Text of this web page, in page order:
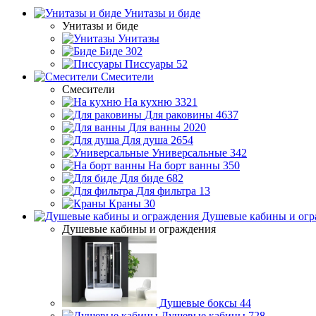
Унитазы и биде
Унитазы и биде
Унитазы
Биде 302
Писсуары 52
Смесители
Смесители
На кухню 3321
Для раковины 4637
Для ванны 2020
Для душа 2654
Универсальные 342
На борт ванны 350
Для биде 682
Для фильтра 13
Краны 30
Душевые кабины и
Душевые кабины и ограждения
Душевые боксы 44